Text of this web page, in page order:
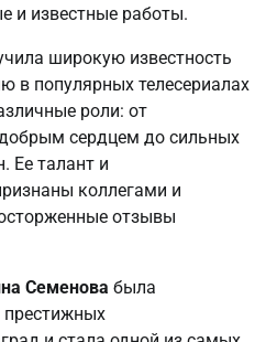
и известные работы.
широкую известность
в популярных телесериалах
роли: от
сердцем до сильных
Ее талант и
коллегами и
отзывы
Семенова была